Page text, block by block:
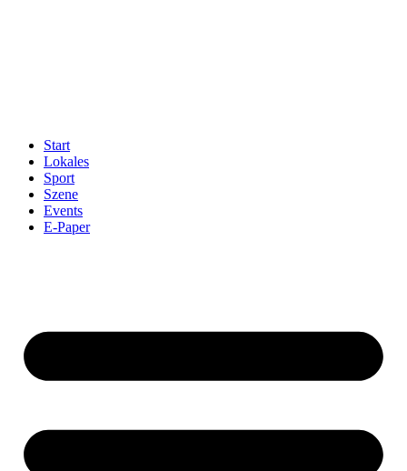
Start
Lokales
Sport
Szene
Events
E-Paper